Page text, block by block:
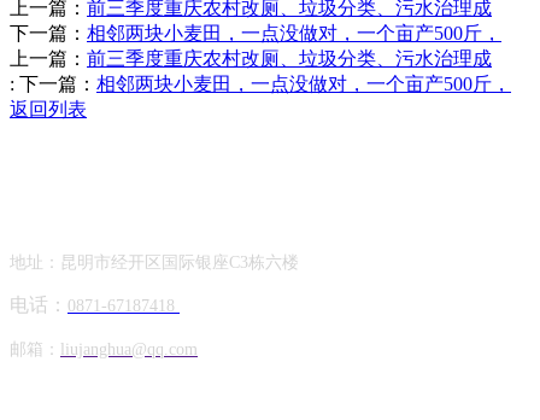
上一篇： 前三季度重庆农村改厕、垃圾分类、污水治理成
下一篇： 相邻两块小麦田，一点没做对，一个亩产500斤，
上一篇： 前三季度重庆农村改厕、垃圾分类、污水治理成
: 下一篇： 相邻两块小麦田，一点没做对，一个亩产500斤，
返回列表
地址：昆明市经开区国际银座C3栋六楼
电话： 0871-67187418
邮箱： liujanghua@qq.com